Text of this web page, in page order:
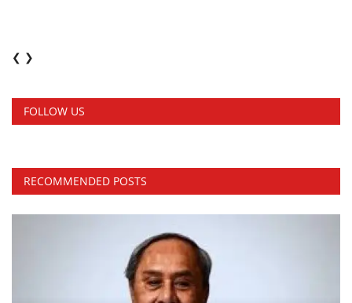
❮ ❯
FOLLOW US
RECOMMENDED POSTS